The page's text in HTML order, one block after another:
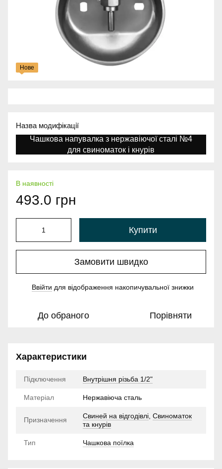
Нове
Назва модифікації
Чашкова напувалка з нержавіючої сталі №4
для свиноматок і кнурів
В наявності
493.0 грн
Купити
Замовити швидко
Ввійти для відображення накопичувальної знижки
До обраного Порівняти
Характеристики
Підключення Внутрішня різьба 1/2"
Матеріал Нержавіюча сталь
Призначення Свиней на відгодівлі Свиноматок
та кнурів
Тип Чашкова поїлка